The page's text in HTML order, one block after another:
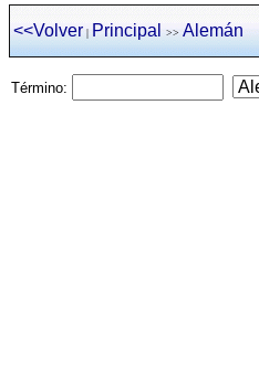
<<Volver | Principal >> Alemán
Término: